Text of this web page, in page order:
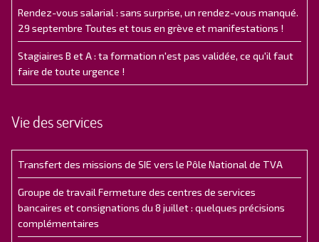
Rendez-vous salarial : sans surprise, un rendez-vous manqué.
29 septembre Toutes et tous en grève et manifestations !
Stagiaires B et A : ta formation n'est pas validée, ce qu'il faut
faire de toute urgence !
Vie des services
Transfert des missions de SIE vers le Pôle National de TVA
Groupe de travail Fermeture des centres de services
bancaires et consignations du 8 juillet : quelques précisions
complémentaires